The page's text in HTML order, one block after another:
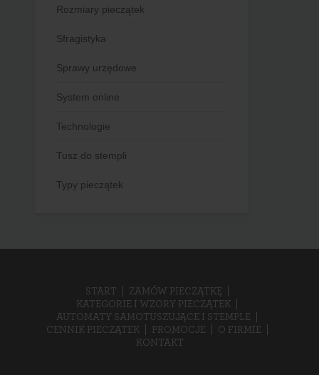
Rozmiary pieczątek
Sfragistyka
Sprawy urzędowe
System online
Technologie
Tusz do stempli
Typy pieczątek
START
ZAMÓW PIECZĄTKĘ
KATEGORIE I WZORY PIECZĄTEK
AUTOMATY SAMOTUSZUJĄCE I STEMPLE
CENNIK PIECZĄTEK
PROMOCJE
O FIRMIE
KONTAKT